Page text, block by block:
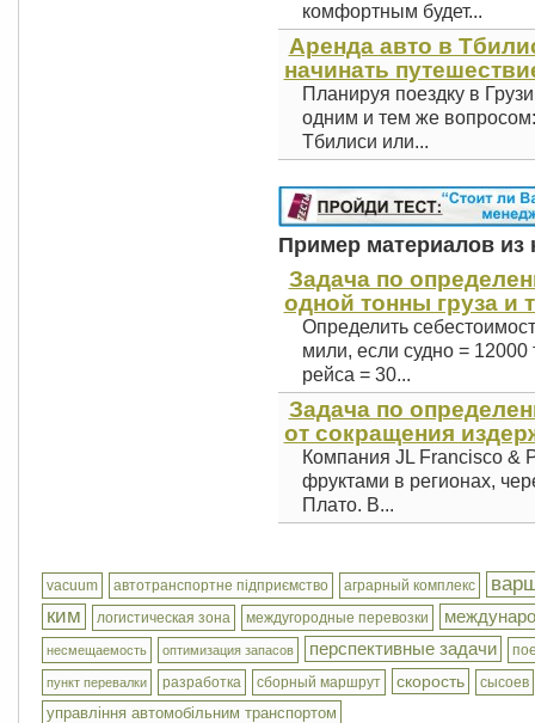
комфортным будет...
Аренда авто в
начинать
Планируя поездку в
одним и тем же
Тбилиси или...
Пример материалов из
Задача по
одной тонны груза и
Определить
мили, если судно = 12000
рейса = 30...
Задача по
от сокращения
Компания JL Francisco &
фруктами в регионах,
Плато. В...
vacuum автотранспортне підприємство аграрный комплекс
ким
логистическая зона междугородные перевозки
несмещаемость оптимизация запасов перспективные задачи
пункт перевалки разработка сборный маршрут скорость сысоев
управління автомобільним транспортом